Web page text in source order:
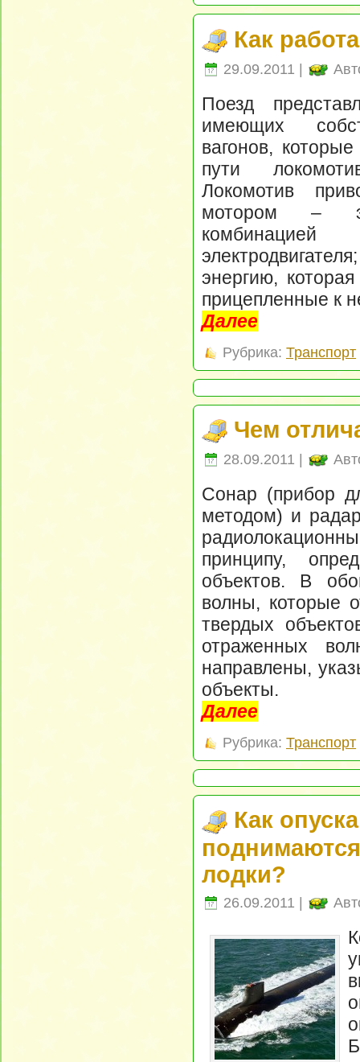
Как
29.09.2011 |
Поезд
имеющих
вагонов,
пути
Локомотив
мотором –
энергию,
прицепленные к
Далее
Рубрика: Транспорт
Чем
28.09.2011 |
Сонар (прибор
методом) и
принципу,
объектов. В
волны, которые
твердых
отраженных
направлены,
объекты.
Далее
Рубрика: Транспорт
Как
лодки?
26.09.2011 |